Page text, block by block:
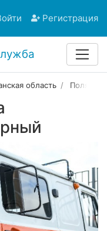
Регистрация
область